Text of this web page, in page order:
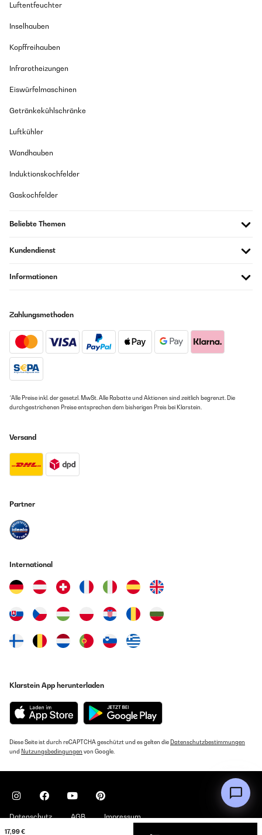
17,99 €
Luftentfeuchter
Inselhauben
Kopffreihauben
Infrarotheizungen
Eiswürfelmaschinen
Getränkekühlschränke
Luftkühler
Wandhauben
Induktionskochfelder
Gaskochfelder
Beliebte Themen
Kundendienst
Informationen
Zahlungsmethoden
*Alle Preise inkl. der gesetzl. MwSt. Alle Rabatte und Aktionen sind zeitlich begrenzt. Die
durchgestrichenen Preise entsprechen dem bisherigen Preis bei Klarstein.
Versand
Partner
International
Klarstein App herunterladen
Diese Seite ist durch reCAPTCHA geschützt und es gelten die Datenschutzbestimmungen
und Nutzungsbedingungen von Google.
Datenschutz AGB Impressum